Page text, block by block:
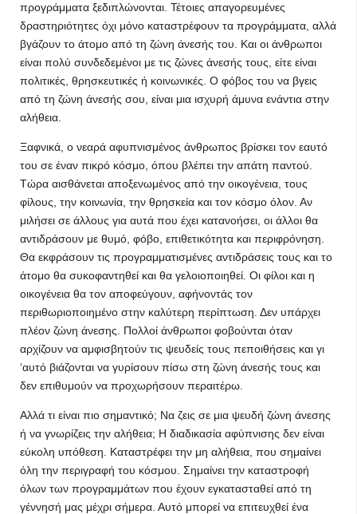
προγράμματα ξεδιπλώνονται. Τέτοιες απαγορευμένες
δραστηριότητες όχι μόνο καταστρέφουν τα προγράμματα, αλλά
βγάζουν το άτομο από τη ζώνη άνεσής του. Και οι άνθρωποι
είναι πολύ συνδεδεμένοι με τις ζώνες άνεσής τους, είτε είναι
πολιτικές, θρησκευτικές ή κοινωνικές. Ο φόβος του να βγεις
από τη ζώνη άνεσής σου, είναι μια ισχυρή άμυνα ενάντια στην
αλήθεια.
Ξαφνικά, ο νεαρά αφυπνισμένος άνθρωπος βρίσκει τον εαυτό
του σε έναν πικρό κόσμο, όπου βλέπει την απάτη παντού.
Τώρα αισθάνεται αποξενωμένος από την οικογένεια, τους
φίλους, την κοινωνία, την θρησκεία και τον κόσμο όλον. Αν
μιλήσει σε άλλους για αυτά που έχει κατανοήσει, οι άλλοι θα
αντιδράσουν με θυμό, φόβο, επιθετικότητα και περιφρόνηση.
Θα εκφράσουν τις προγραμματισμένες αντιδράσεις τους και το
άτομο θα συκοφαντηθεί και θα γελοιοποιηθεί. Οι φίλοι και η
οικογένεια θα τον αποφεύγουν, αφήνοντάς τον
περιθωριοποιημένο στην καλύτερη περίπτωση. Δεν υπάρχει
πλέον ζώνη άνεσης. Πολλοί άνθρωποι φοβούνται όταν
αρχίζουν να αμφισβητούν τις ψευδείς τους πεποιθήσεις και γι
‘αυτό βιάζονται να γυρίσουν πίσω στη ζώνη άνεσής τους και
δεν επιθυμούν να προχωρήσουν περαιτέρω.
Αλλά τι είναι πιο σημαντικό; Να ζεις σε μια ψευδή ζώνη άνεσης
ή να γνωρίζεις την αλήθεια; Η διαδικασία αφύπνισης δεν είναι
εύκολη υπόθεση. Καταστρέφει την μη αλήθεια, που σημαίνει
όλη την περιγραφή του κόσμου. Σημαίνει την καταστροφή
όλων των προγραμμάτων που έχουν εγκατασταθεί από τη
γέννησή μας μέχρι σήμερα. Αυτό μπορεί να επιτευχθεί ένα